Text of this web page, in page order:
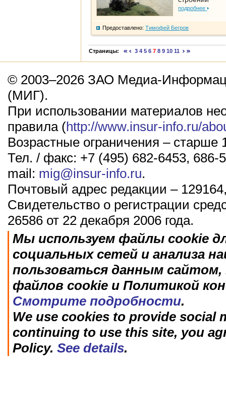
подробнее
Предоставлено: Тимофей Бегров
Страницы: 3 4 5 6 7 8 9 10 11
© 2003–2026 ЗАО Медиа-
(МИГ).
При использовании материалов
правила (http://www.insur-info.ru/
Возрастные ограничения – старше
Тел. / факс: +7 (495) 682-6453, 686-
mail: mig@insur-info.ru.
Почтовый адрес редакции –
Свидетельство о регистрации
26586 от 22 декабря 2006 года.
Мы используем файлы cookie
социальных сетей и анализа
пользоваться данным
файлов cookie и Политикой
Смотрите подробности.
We use cookies to provide social
continuing to use this site, you
Policy. See details.